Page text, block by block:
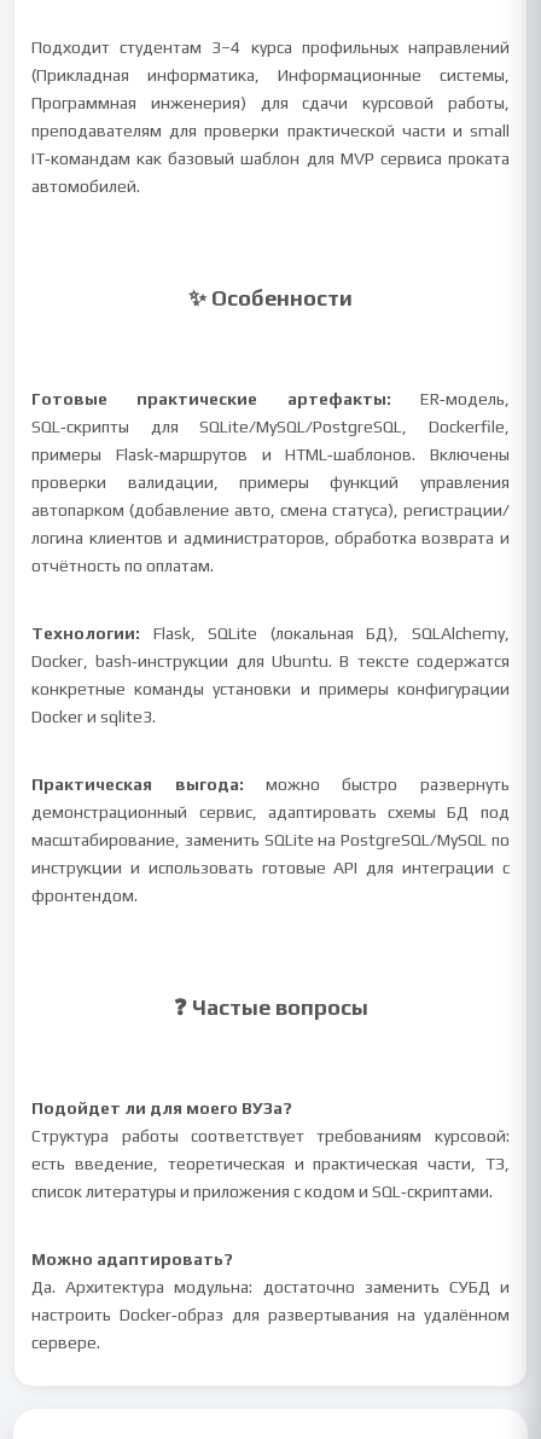
Подходит студентам 3–4 курса профильных направлений
(Прикладная информатика, Информационные системы,
Программная инженерия) для сдачи курсовой работы,
преподавателям для проверки практической части и small
IT‑командам как базовый шаблон для MVP сервиса проката
автомобилей.
✨ Особенности
Готовые практические артефакты: ER‑модель,
SQL‑скрипты для SQLite/MySQL/PostgreSQL, Dockerfile,
примеры Flask‑маршрутов и HTML‑шаблонов. Включены
проверки валидации, примеры функций управления
автопарком (добавление авто, смена статуса), регистрации/
логина клиентов и администраторов, обработка возврата и
отчётность по оплатам.
Технологии: Flask, SQLite (локальная БД), SQLAlchemy,
Docker, bash‑инструкции для Ubuntu. В тексте содержатся
конкретные команды установки и примеры конфигурации
Docker и sqlite3.
Практическая выгода: можно быстро развернуть
демонстрационный сервис, адаптировать схемы БД под
масштабирование, заменить SQLite на PostgreSQL/MySQL по
инструкции и использовать готовые API для интеграции с
фронтендом.
❓ Частые вопросы
Подойдет ли для моего ВУЗа?
Структура работы соответствует требованиям курсовой:
есть введение, теоретическая и практическая части, ТЗ,
список литературы и приложения с кодом и SQL‑скриптами.
Можно адаптировать?
Да. Архитектура модульна: достаточно заменить СУБД и
настроить Docker‑образ для развертывания на удалённом
сервере.